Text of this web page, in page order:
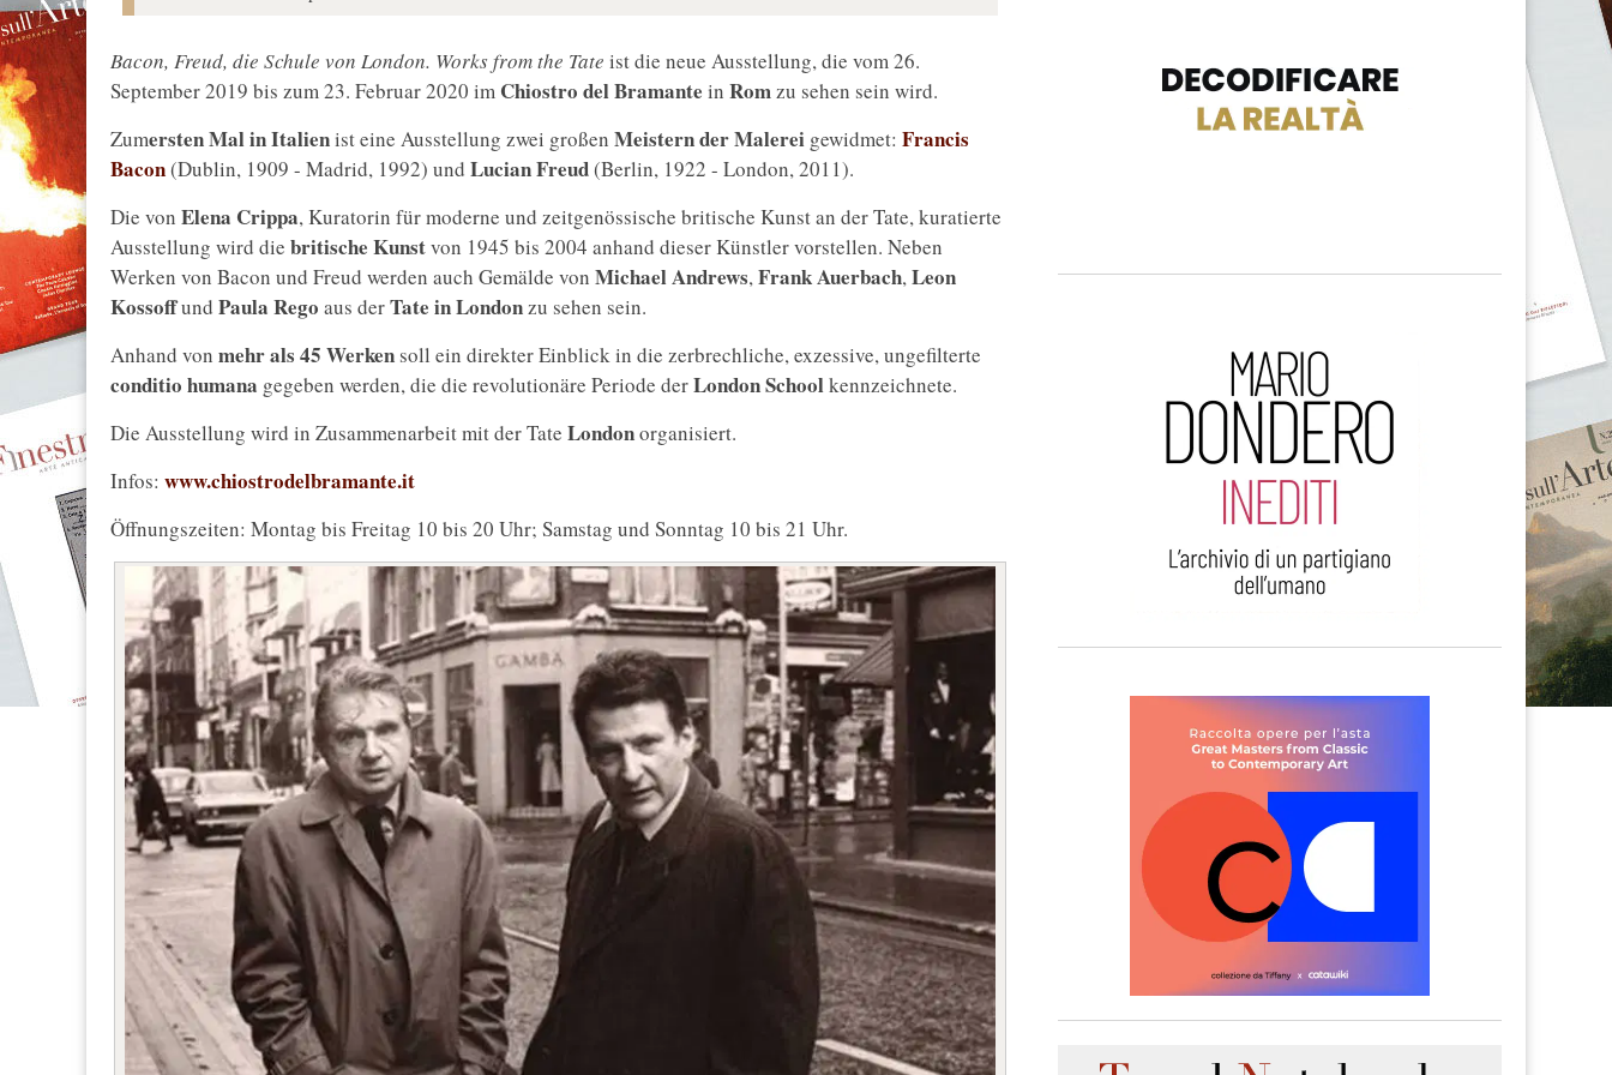
Bacon, Freud, die Schule von London. Works from the Tate ist die neue Ausstellung, die vom 26.
September 2019 bis zum 23. Februar 2020 im Chiostro del Bramante in Romzu sehen sein wird.
Zumersten Mal in Italienist eine Ausstellung zwei großen Meistern der Malerei gewidmet: Francis
Bacon(Dublin, 1909 - Madrid, 1992) und Lucian Freud(Berlin, 1922 - London, 2011).
Die von Elena Crippa, Kuratorin für moderne und zeitgenössische britische Kunst an der Tate, kuratierte
Ausstellung wird die britische Kunstvon 1945 bis 2004 anhand dieser Künstler vorstellen. Neben
Werken von Bacon und Freud werden auch Gemälde von Michael Andrews,Frank Auerbach,Leon
Kossoffund Paula Rego aus derTate in Londonzu sehen sein.
Anhand von mehr als 45 Werken soll ein direkter Einblick in die zerbrechliche, exzessive, ungefilterte
conditio humana gegeben werden, die die revolutionäre Periode derLondon Schoolkennzeichnete.
Die Ausstellung wird in Zusammenarbeit mit der Tate Londonorganisiert.
Infos: www.chiostrodelbramante.it
Öffnungszeiten: Montag bis Freitag 10 bis 20 Uhr; Samstag und Sonntag 10 bis 21 Uhr.